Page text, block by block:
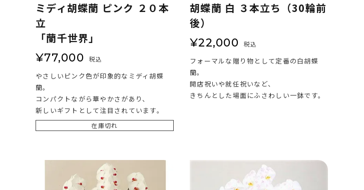
ミディ胡蝶蘭 ピンク ２０本
立
「蘭千世界」
¥77,000 税込
やさしいピンク色が印象的なミディ胡蝶
蘭。
コンパクトながら華やかさがあり、
新しいギフトとして注目されています。
在庫切れ
胡蝶蘭 白 ３本立ち（30輪前
後）
¥22,000 税込
フォーマルな贈り物として定番の白胡蝶
蘭。
開店祝いや就任祝いなど、
きちんとした場面にふさわしい一鉢です。